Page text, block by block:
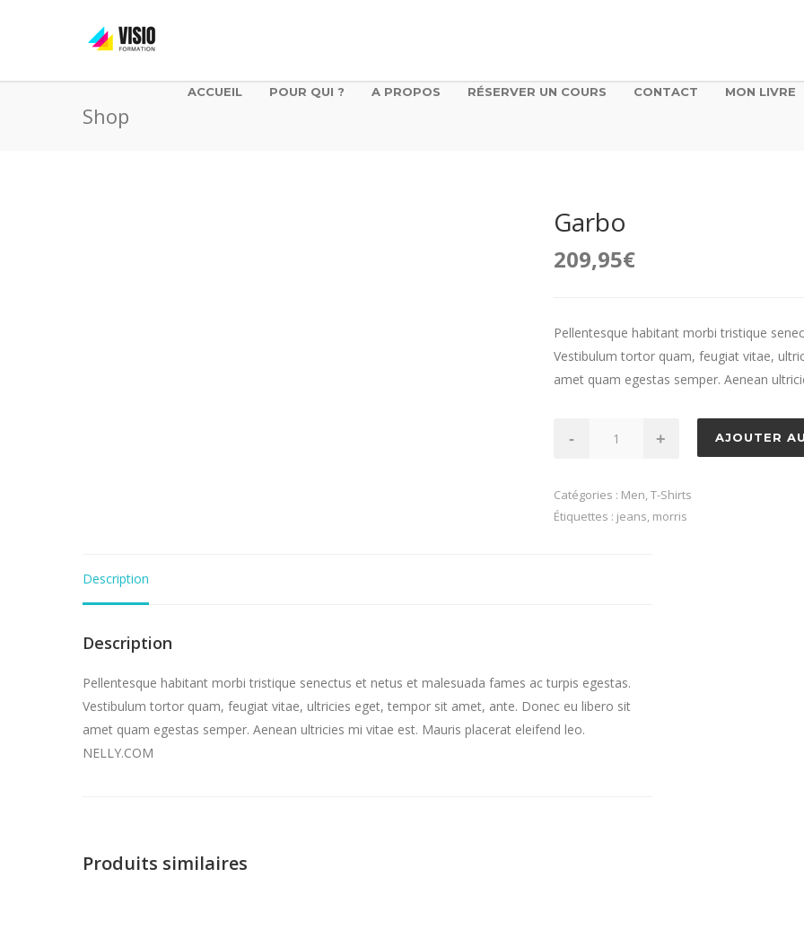
ACCUEIL POUR QUI ? A PROPOS RÉSERVER UN COURS CONTACT MON LIVRE
Shop
Garbo
209,95€
Pellentesque habitant morbi tristique
Vestibulum tortor quam, feugiat vitae,
amet quam egestas semper. Aenean
- + AJOUTER
Catégories : Men,T-Shirts
Étiquettes : jeans, morris
Description
Description
Pellentesque habitant morbi tristique senectus et netus et malesuada fames ac turpis egestas.
Vestibulum tortor quam, feugiat vitae, ultricies eget, tempor sit amet, ante. Donec eu libero sit
amet quam egestas semper. Aenean ultricies mi vitae est. Mauris placerat eleifend leo.
NELLY.COM
Produits similaires